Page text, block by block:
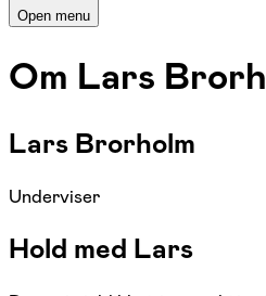
Open menu
Om Lars
Lars Brorholm
Underviser
Hold med Lars